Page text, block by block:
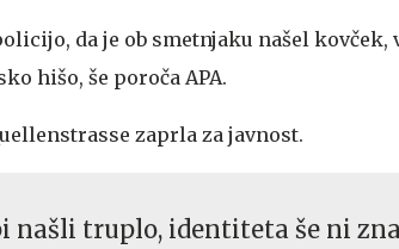
da je ob smetnjaku našel kovček,
hišo, še poroča APA.
zaprla za javnost.
našli truplo, identiteta še ni